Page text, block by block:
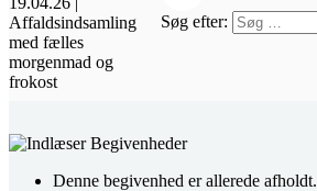
Søg efter:
Affaldsindsamling
med fælles
morgenmad og
frokost
Denne begivenhed er allerede afholdt.